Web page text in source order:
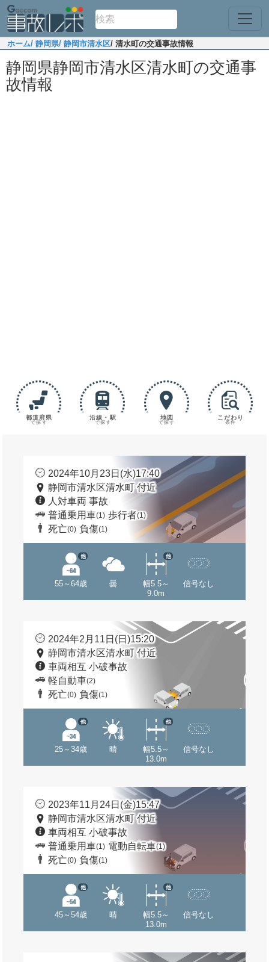
ホーム/ 静岡県/ 静岡市清水区/ 清水町の交通事故情報
静岡県静岡市清水区清水町の交通事
故情報
都道府県
で探す
沿線・駅
で探す
地図
で探す
こだわり
条件
2024年10月23日(水)17:40
静岡市清水区清水町 付近
人対車両 事故
普通乗用車(1) 歩行者(1)
死亡(0) 負傷(1)
55～64歳
他
曇
幅5.5～
9.0m
他
信号なし
2024年2月11日(日)15:20
静岡市清水区清水町 付近
車両相互 小破事故
軽自動車(2)
死亡(0) 負傷(1)
25～34歳
他
晴
幅5.5～
13.0m
他
信号なし
2023年11月24日(金)15:47
静岡市清水区清水町 付近
車両相互 小破事故
普通乗用車(1) 電動自転車(1)
死亡(0) 負傷(1)
45～54歳
他
晴
幅5.5～
13.0m
他
信号なし